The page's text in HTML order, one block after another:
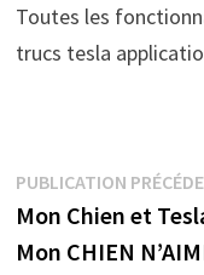
Toutes les
trucs tesla
Navigation
de
PUBLICATION
Mon Chien et
Mon CHIEN